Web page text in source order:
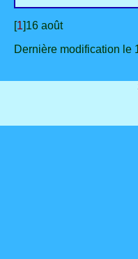
[1]16 août
Dernière modification le